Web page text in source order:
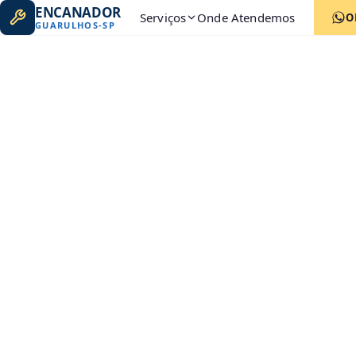
ENCANADOR
GUARULHOS-SP Serviços Onde Atendemos